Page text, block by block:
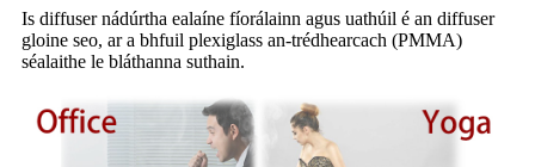
Is diffuser nádúrtha ealaíne fíorálainn agus uathúil é an diffuser
gloine seo, ar a bhfuil plexiglass an-trédhearcach (PMMA)
séalaithe le bláthanna suthain.